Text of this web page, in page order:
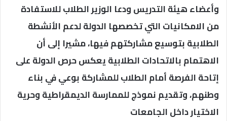
وأعضاء هيئة التدريس ودعا الوزير الطلاب للاستفادة
من الامكانيات التي تخصصها الدولة لدعم الأنشطة
الطلابية بتوسيع مشاركتهم فيها، مشيرا إلى أن
الاهتمام بالاتحادات الطلابية يعكس حرص الدولة على
إتاحة الفرصة أمام الطلاب للمشاركة بوعي في بناء
وطنهم، وتقديم نموذج للممارسة الديمقراطية وحرية
الاختيار داخل الجامعات